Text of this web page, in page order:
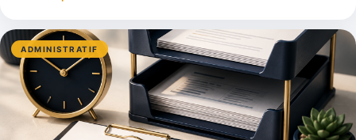
ADMINISTRATIF